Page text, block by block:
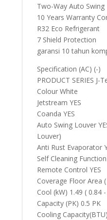
Two-Way Auto Swing
10 Years Warranty
R32 Eco Refrigerant
7 Shield Protection
garansi 10 tahun
Specification (AC) (-)
PRODUCT SERIES J-
Colour White
Jetstream YES
Coanda YES
Auto Swing Louver
Louver)
Anti Rust Evaporator
Self Cleaning
Remote Control YES
Coverage Floor Area
Cool (kW) 1.49 ( 0.84
Capacity (PK) 0.5 PK
Cooling